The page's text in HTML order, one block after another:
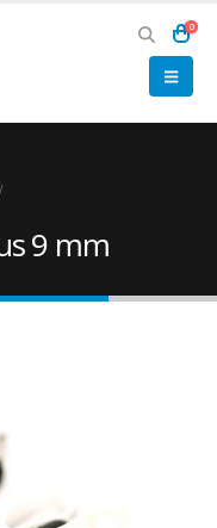
0
9 mm